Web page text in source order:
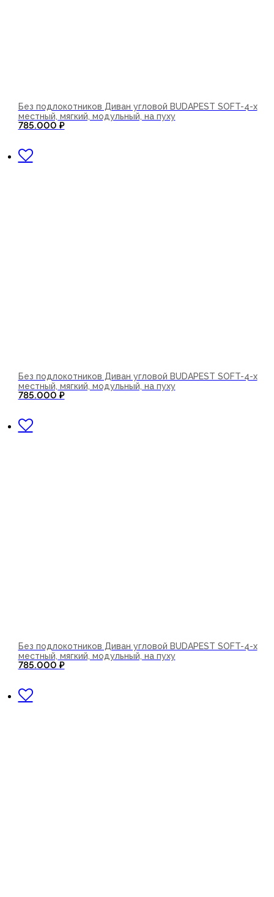
Без подлокотников Диван угловой BUDAPEST SOFT-4-х
местный, мягкий, модульный, на пуху
785.000 ₽
Без подлокотников Диван угловой BUDAPEST SOFT-4-х
местный, мягкий, модульный, на пуху
785.000 ₽
Без подлокотников Диван угловой BUDAPEST SOFT-4-х
местный, мягкий, модульный, на пуху
785.000 ₽